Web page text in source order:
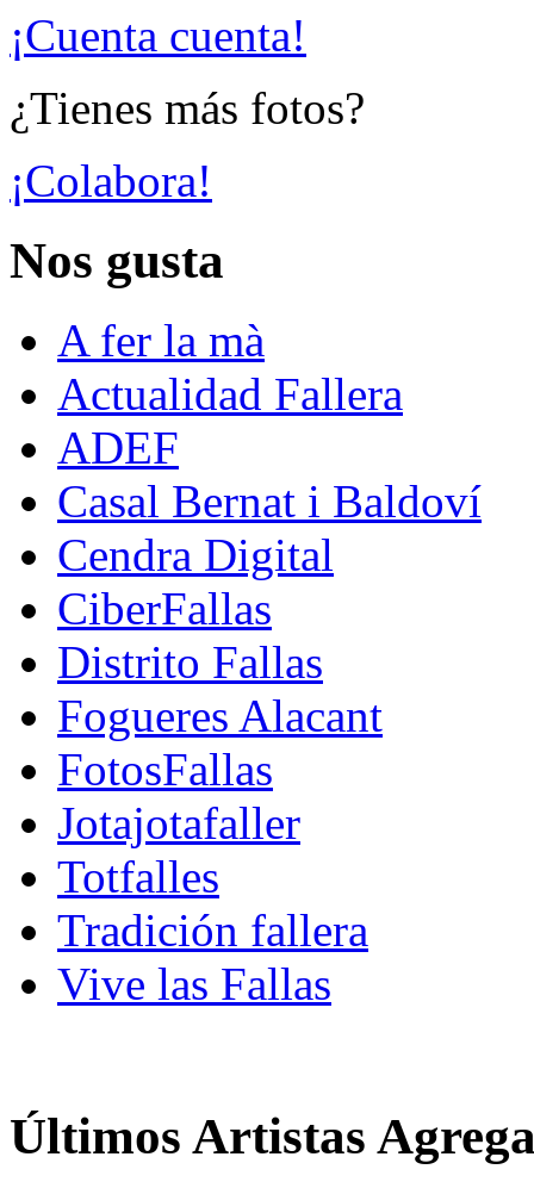
¡Cuenta cuenta!
¿Tienes más fotos?
¡Colabora!
Nos gusta
A fer la mà
Actualidad Fallera
ADEF
Casal Bernat i Baldoví
Cendra Digital
CiberFallas
Distrito Fallas
Fogueres Alacant
FotosFallas
Jotajotafaller
Totfalles
Tradición fallera
Vive las Fallas
Últimos Artistas